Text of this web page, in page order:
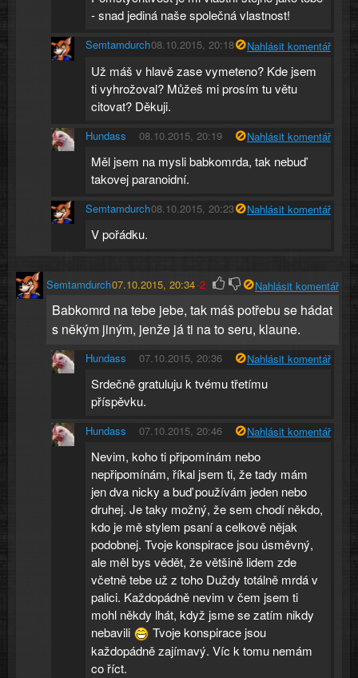
- snad jediná naše společná vlastnost!
Semtamdurch08.10.2015, 20:18 Nahlásit komentář
Už máš v hlavě zase vymeteno? Kde jsem
ti vyhrožoval? Můžeš mi prosím tu větu
citovat? Děkuji.
Hundass 08.10.2015, 20:19 Nahlásit komentář
Měl jsem na mysli babkomrda, tak nebuď
takovej paranoidní.
Semtamdurch08.10.2015, 20:23 Nahlásit komentář
V pořádku.
Semtamdurch07.10.2015, 20:34-2 Nahlásit komentář
Babkomrd na tebe jebe, tak máš potřebu se hádat
s někým jiným, jenže já ti na to seru, klaune.
Hundass 07.10.2015, 20:36 Nahlásit komentář
Srdečně gratuluju k tvému třetímu
příspěvku.
Hundass 07.10.2015, 20:46 Nahlásit komentář
Nevim, koho ti připomínám nebo
nepřipomínám, říkal jsem ti, že tady mám
jen dva nicky a buď používám jeden nebo
druhej. Je taky možný, že sem chodí někdo,
kdo je mě stylem psaní a celkově nějak
podobnej. Tvoje konspirace jsou úsměvný,
ale měl bys vědět, že většině lidem zde
včetně tebe už z toho Duždy totálně mrdá v
palici. Každopádně nevim v čem jsem ti
mohl někdy lhát, když jsme se zatím nikdy
nebavili
Tvoje konspirace jsou
každopádně zajímavý. Víc k tomu nemám
co říct.